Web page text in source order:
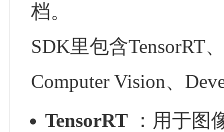
档。
SDK里包含TensorRT
Computer Vision、
TensorRT：用于图